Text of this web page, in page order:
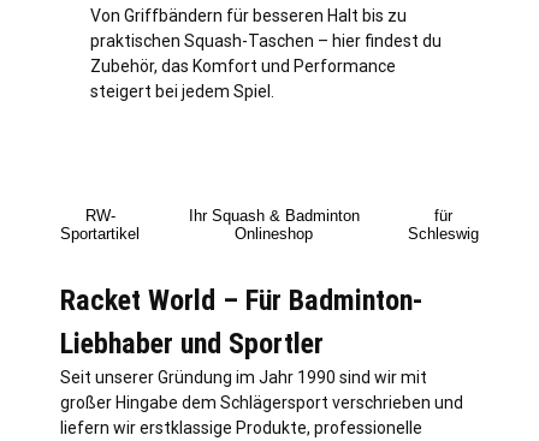
Von Griffbändern für besseren Halt bis zu
praktischen Squash-Taschen – hier findest du
Zubehör, das Komfort und Performance
steigert bei jedem Spiel.
RW-
Sportartikel
Ihr Squash & Badminton
Onlineshop
für
Schleswig
Racket World – Für Badminton-
Liebhaber und Sportler
Seit unserer Gründung im Jahr 1990 sind wir mit
großer Hingabe dem Schlägersport verschrieben und
liefern wir erstklassige Produkte, professionelle